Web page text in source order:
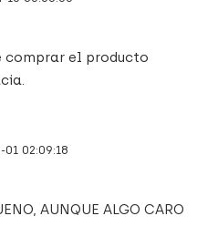
comprar el producto
01 02:09:18
AUNQUE ALGO CARO